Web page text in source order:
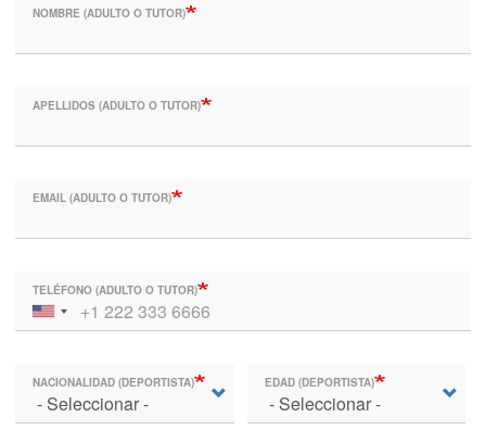
NOMBRE (ADULTO O TUTOR)
APELLIDOS (ADULTO O TUTOR)
EMAIL (ADULTO O TUTOR)
TELÉFONO (ADULTO O TUTOR)
NACIONALIDAD (DEPORTISTA) EDAD (DEPORTISTA)